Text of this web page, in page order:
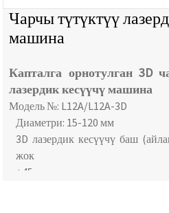
Чарчы түтүктүү
машина
Капталга орнотулган 3D
лазердик кесүүчү машина
Модель №: L12A/L12A-3D
Диаметри: 15-120 мм
3D лазердик кесүүчү баш
жок
+45 градустук конус кесүү